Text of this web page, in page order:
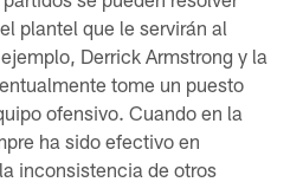
plantel que le servirán al
Derrick Armstrong y la
tome un puesto
ofensivo. Cuando en la
ha sido efectivo en
inconsistencia de otros